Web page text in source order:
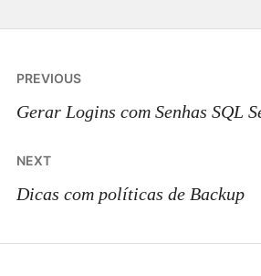
Post
navigation
PREVIOUS
Gerar Logins com Senhas SQL
NEXT
Dicas com políticas de Backup